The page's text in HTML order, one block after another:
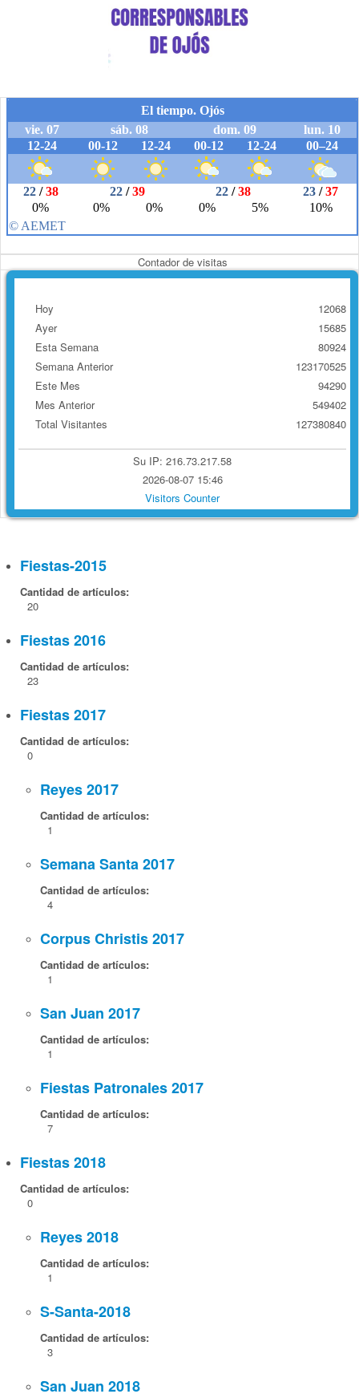
Contador de visitas
Hoy
Ayer
Esta Semana
Semana Anterior
Este Mes
Mes Anterior
Total Visitantes
12068
15685
80924
123170525
94290
549402
127380840
Su IP: 216.73.217.58
2026-08-07 15:46
Visitors Counter
Fiestas-2015
Cantidad de artículos:
20
Fiestas 2016
Cantidad de artículos:
23
Fiestas 2017
Cantidad de artículos:
0
Reyes 2017
Cantidad de artículos:
1
Semana Santa 2017
Cantidad de artículos:
4
Corpus Christis 2017
Cantidad de artículos:
1
San Juan 2017
Cantidad de artículos:
1
Fiestas Patronales 2017
Cantidad de artículos:
7
Fiestas 2018
Cantidad de artículos:
0
Reyes 2018
Cantidad de artículos:
1
S-Santa-2018
Cantidad de artículos:
3
San Juan 2018